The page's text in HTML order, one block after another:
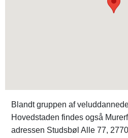
Blandt gruppen af
Hovedstaden findes også
adressen Studsbøl Alle 77,